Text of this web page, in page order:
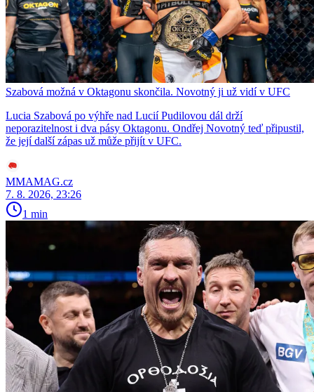
Szabová možná v Oktagonu skončila. Novotný ji už vidí v UFC
Lucia Szabová po výhře nad Lucií Pudilovou dál drží
neporazitelnost i dva pásy Oktagonu. Ondřej Novotný teď připustil,
že její další zápas už může přijít v UFC.
MMAMAG.cz
7. 8. 2026, 23:26
1 min